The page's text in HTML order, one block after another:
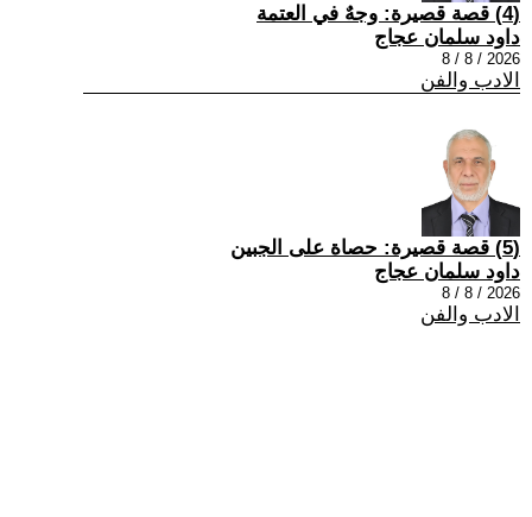
(4) قصة قصيرة: وجهٌ في العتمة
داود سلمان عجاج
2026 / 8 / 8
الادب والفن
(5) قصة قصيرة: حصاة على الجبين
داود سلمان عجاج
2026 / 8 / 8
الادب والفن